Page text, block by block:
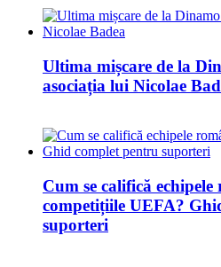
Ultima mișcare de la
asociația lui Nicolae
Cum se califică echipele
competițiile UEFA?
suporteri